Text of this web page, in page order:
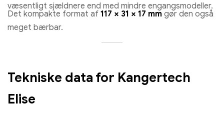
væsentligt sjældnere end med mindre engangsmodeller.
Det kompakte format af 117 × 31 × 17 mm gør den også
meget bærbar.
Tekniske data for Kangertech
Elise